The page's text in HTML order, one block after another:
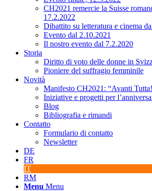
CH2021 remercie la Suisse
17.2.2022
Dibattito su letteratura e cinema
Evento dal 2.10.2021
Il nostro evento dal 7.2.2020
Storia
Diritto di voto delle donne in
Pioniere del suffragio femminile
Novità
Manifesto CH2021: “Avanti
Iniziative e progetti per
Blog
Bibliografia e rimandi
Contatto
Formulario di contatto
Newsletter
DE
FR
IT
RM
Menu Menu